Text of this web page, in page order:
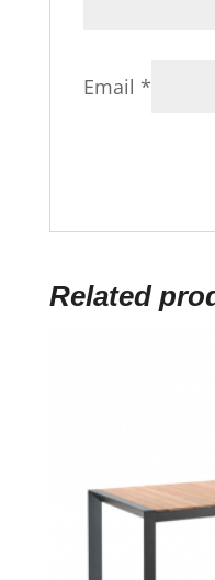
Email *
Related